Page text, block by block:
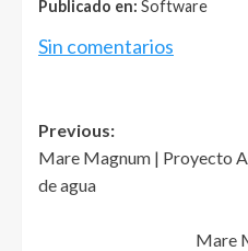
Publicado en: Software
Sin comentarios
Post
navigation
Previous:
Mare Magnum | Proyecto
de agua
Mare